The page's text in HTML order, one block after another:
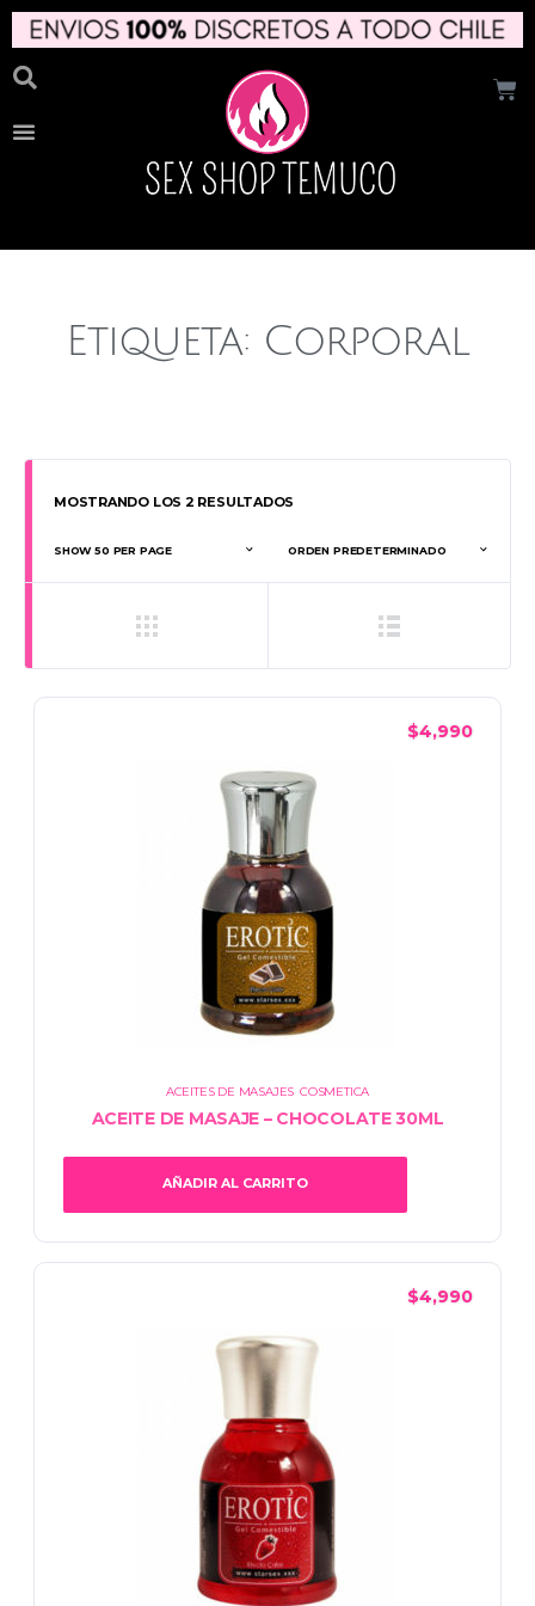
Etiqueta: Corporal
MOSTRANDO LOS 2 RESULTADOS
ACEITES DE MASAJES COSMETICA
ACEITE DE MASAJE – CHOCOLATE 30ML
$4,990
AÑADIR AL CARRITO
$4,990